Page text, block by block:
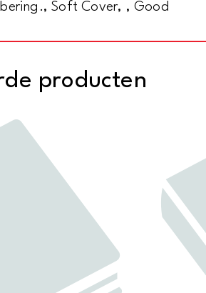
Soft Cover, , Good
producten